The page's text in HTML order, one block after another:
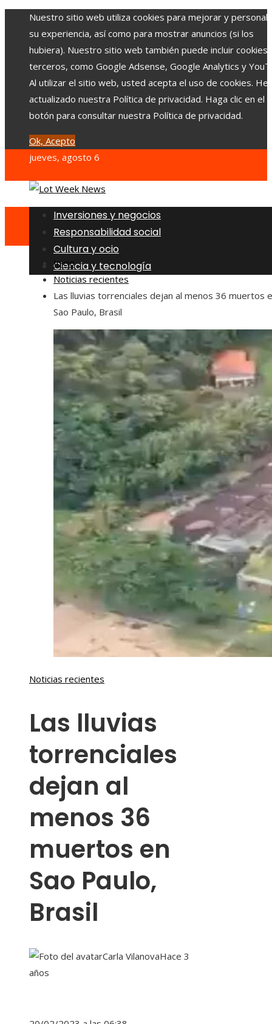
Nuestro sitio web utiliza cookies para mejorar y
su experiencia, así como para mostrar anuncios (si los
hubiera). Nuestro sitio web también puede incluir cookies
terceros, como Google Adsense, Google Analytics y
Al utilizar el sitio web, usted acepta el uso de cookies.
actualizado nuestra Política de privacidad. Haga clic en el
botón para consultar nuestra Política de privacidad.
Ok, Acepto
jueves, agosto 6
Inversiones y negocios
Responsabilidad social
Cultura y ocio
Ciencia y tecnología
Inicio
Noticias recientes
Las lluvias torrenciales dejan al menos 36 muertos
Sao Paulo, Brasil
Noticias recientes
Las lluvias
torrenciales
dejan al
menos 36
muertos en
Sao Paulo,
Brasil
Carla VilanovaHace 3
años